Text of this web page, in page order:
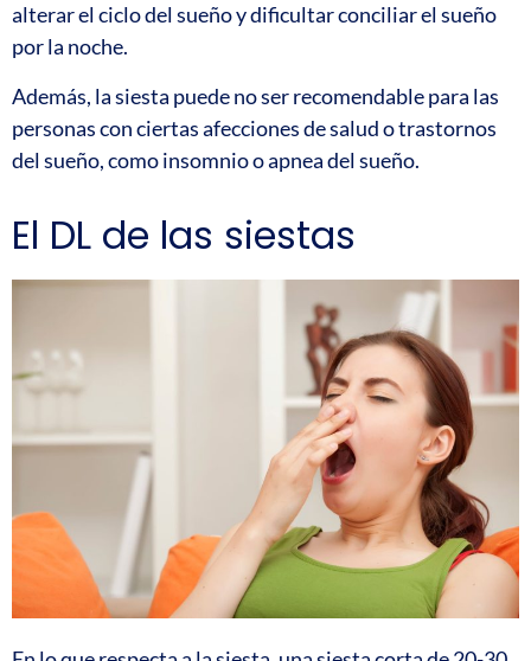
alterar el ciclo del sueño y dificultar conciliar el sueño
por la noche.
Además, la siesta puede no ser recomendable para las
personas con ciertas afecciones de salud o trastornos
del sueño, como insomnio o apnea del sueño.
El DL de las siestas